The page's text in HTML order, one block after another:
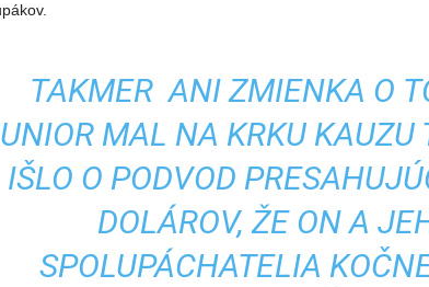
TAKMER ANI ZMIENKA O
MAL NA KRKU KAUZU
IŠLO O PODVOD
DOLÁROV, ŽE ON A
SPOLUPÁCHATELIA